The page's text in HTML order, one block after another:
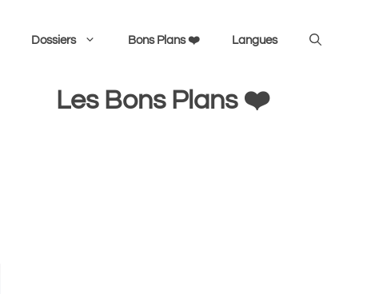
Dossiers Bons Plans ❤️ Langues
Les Bons Plans ❤️